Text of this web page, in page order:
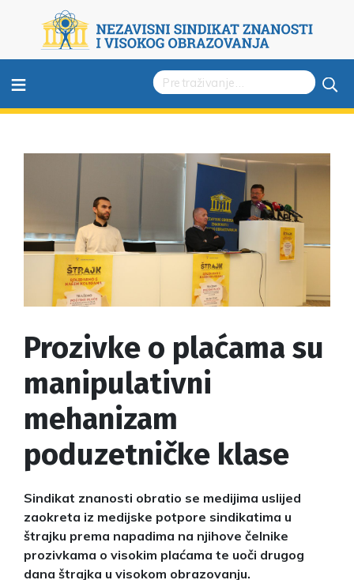
≡
Prozivke o plaćama su
manipulativni
mehanizam
poduzetničke klase
Sindikat znanosti obratio se medijima uslijed
zaokreta iz medijske potpore sindikatima u
štrajku prema napadima na njihove čelnike
prozivkama o visokim plaćama te uoči drugog
dana štrajka u visokom obrazovanju.